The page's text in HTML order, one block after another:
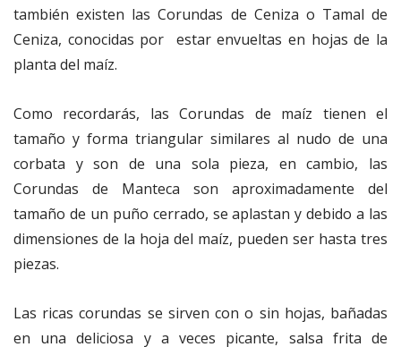
también existen las Corundas de Ceniza o Tamal de
Ceniza, conocidas por estar envueltas en hojas de la
planta del maíz.
Como recordarás, las Corundas de maíz tienen el
tamaño y forma triangular similares al nudo de una
corbata y son de una sola pieza, en cambio, las
Corundas de Manteca son aproximadamente del
tamaño de un puño cerrado, se aplastan y debido a las
dimensiones de la hoja del maíz, pueden ser hasta tres
piezas.
Las ricas corundas se sirven con o sin hojas, bañadas
en una deliciosa y a veces picante, salsa frita de